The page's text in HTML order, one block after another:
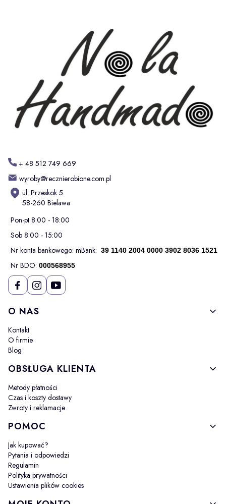
+ 48 512 749 669
wyroby@recznierobione.com.pl
ul. Przeskok 5
58-260 Bielawa
Pon-pt 8:00 - 18:00
Sob 8:00 - 15:00
Nr konta bankowego: mBank: 39 1140 2004 0000 3902 8036 1521
Nr BDO: 000568955
Linki w stopce
O NAS
Kontakt
O firmie
Blog
OBSŁUGA KLIENTA
Metody płatności
Czas i koszty dostawy
Zwroty i reklamacje
POMOC
Jak kupować?
Pytania i odpowiedzi
Regulamin
Polityka prywatności
Ustawienia plików cookies